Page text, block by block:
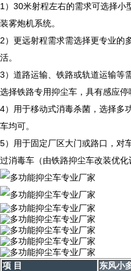
1）30米射程左右的需求可选择小
装雾炮机系统。
2）更远射程需求需选择更专业的
活。
3）道路运输、铁路或轨道运输等
选择铁路专用抑尘车，具有感应停
4）用于移动式消毒杀菌，选择多
车均可。
5）用于固定厂区大门或路口，对
过消毒车（由铁路抑尘车改装优化
项 目 东风小